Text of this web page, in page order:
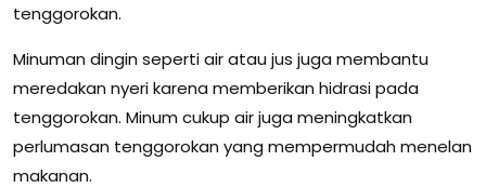
tenggorokan.
Minuman dingin seperti air atau jus juga membantu
meredakan nyeri karena memberikan hidrasi pada
tenggorokan. Minum cukup air juga meningkatkan
perlumasan tenggorokan yang mempermudah menelan
makanan.